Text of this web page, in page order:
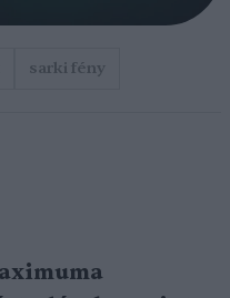
sarki fény